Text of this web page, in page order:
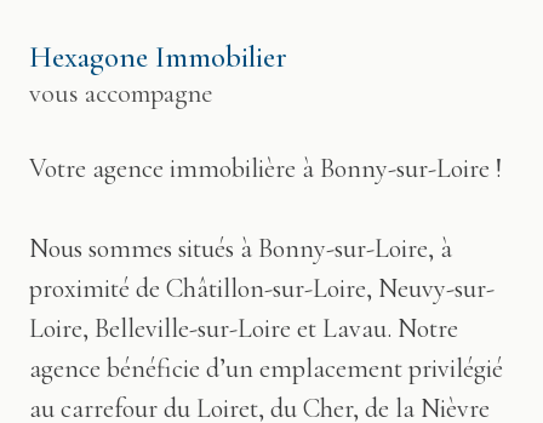
Hexagone Immobilier
vous accompagne
Votre agence immobilière à Bonny-sur-Loire !
Nous sommes situés à Bonny-sur-Loire, à
proximité de Châtillon-sur-Loire, Neuvy-sur-
Loire, Belleville-sur-Loire et Lavau. Notre
agence bénéficie d’un emplacement privilégié
au carrefour du Loiret, du Cher, de la Nièvre